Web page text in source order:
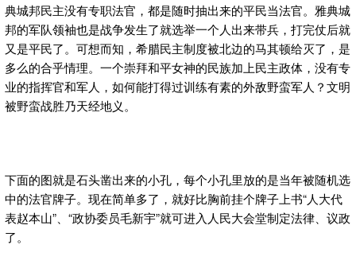
典城邦民主没有专职法官，都是随时抽出来的平民当法官。雅典城
邦的军队领袖也是战争发生了就选举一个人出来带兵，打完仗后就
又是平民了。可想而知，希腊民主制度被北边的马其顿给灭了，是
多么的合乎情理。一个崇拜和平女神的民族加上民主政体，没有专
业的指挥官和军人，如何能打得过训练有素的外敌野蛮军人？文明
被野蛮战胜乃天经地义。
下面的图就是石头凿出来的小孔，每个小孔里放的是当年被随机选
中的法官牌子。现在简单多了，就好比胸前挂个牌子上书“人大代
表赵本山”、“政协委员毛新宇”就可进入人民大会堂制定法律、议政
了。